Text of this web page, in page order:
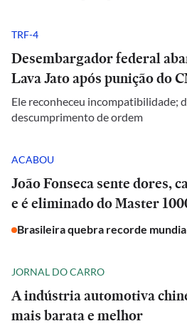
TRF-4
Desembargador federal
Lava Jato após punição do
Ele reconheceu incompatibilidade;
descumprimento de ordem
ACABOU
João Fonseca sente dores,
e é eliminado do Master
Brasileira quebra recorde
JORNAL DO CARRO
A indústria automotiva
mais barata e melhor